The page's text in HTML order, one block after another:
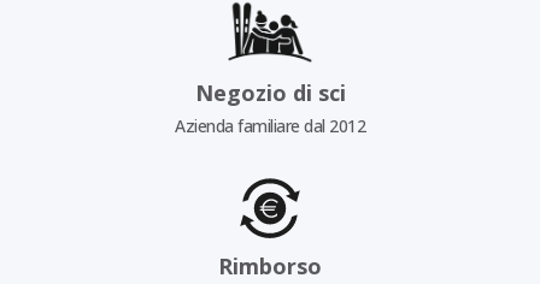
Negozio di sci
Azienda familiare dal 2012
Rimborso